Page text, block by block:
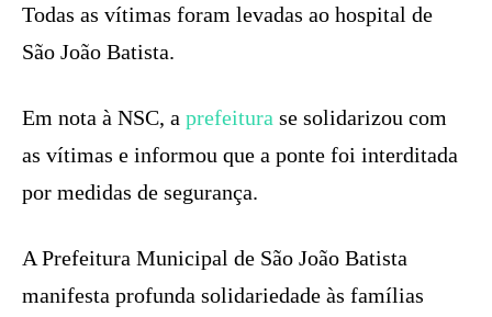
Todas as vítimas foram levadas ao hospital de
São João Batista.
Em nota à NSC, a prefeitura se solidarizou com
as vítimas e informou que a ponte foi interditada
por medidas de segurança.
A Prefeitura Municipal de São João Batista
manifesta profunda solidariedade às famílias